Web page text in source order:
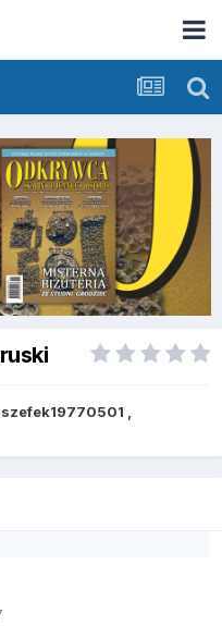
szefek19770501